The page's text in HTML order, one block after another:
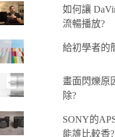
如何讓
流暢播放?
給初學者的
畫面閃爍原
除?
SONY的
能誰比較香?